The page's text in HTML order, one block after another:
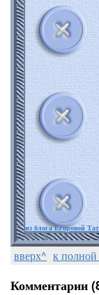
из блога Егоровой
вверх^ к полной
Комментарии